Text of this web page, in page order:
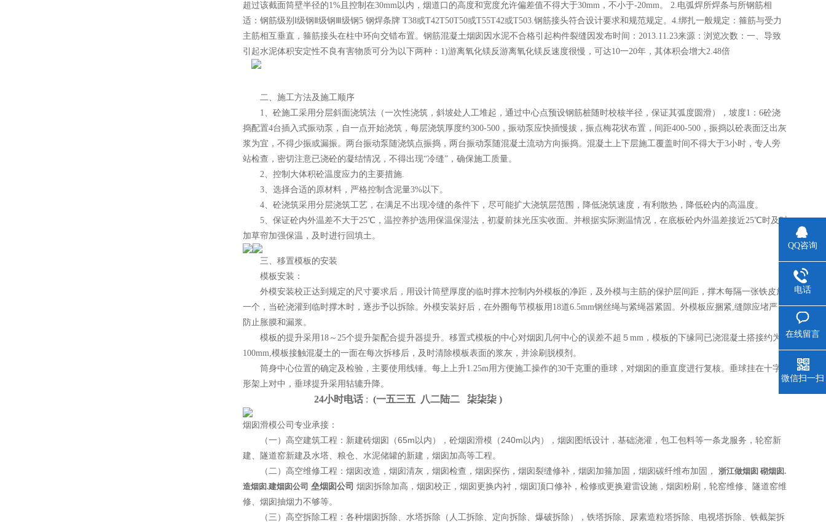
超过该截面筒壁半径的1%且控制在30mm以内，烟道口的高度和宽度允许偏差值不得大于30mm，不小于-20mm。 2.电弧焊所焊条与所钢筋相
适：钢筋级别Ⅰ级钢Ⅱ级钢Ⅲ级钢5 钢焊条牌 T38或T42T50T50或T55T42或T503.钢筋接头符合设计要求和规范规定。4.绑扎一般规定：箍筋与受力
主筋相互垂直，箍筋接头在柱中环向交错布置。钢筋混凝土烟囱因水泥不合格引起构件裂缝因发布时间：2013.11.23来源：浏览次数：一、导致
引起水泥体积安定性不良有害物质可分为以下两种：1)游离氧化镁反游离氧化镁反速度很慢，可达10一20年，其体积会增大2.48倍
二、施工方法及施工顺序
1、砼施工采用分层斜面浇筑法（一次性浇筑，斜坡处人工堆起，通过中心点预设钢筋桩随时校核半径，保证其弧度圆滑），坡度1：6砼浇
捣配置4台插入式振动泵，自一点开始浇筑，每层浇筑厚度约300-500，振动泵应快插慢拔，振点梅花状布置，间距400-500，振捣以砼表面泛出灰
浆为宜，不得少振或漏振。两台振动泵随浇筑点振捣，两台振动泵随混凝土流动方向振捣。混凝土上下层施工覆盖时间不得大于3小时，专人旁
站检查，密切注意已浇砼的凝结情况，不得出现“冷缝”，确保施工质量。
2、控制大体积砼温度应力的主要措施.
3、选择合适的原材料，严格控制含泥量3%以下。
4、砼浇筑采用分层浇筑工艺，在满足不出现冷缝的条件下，尽可能扩大浇筑层范围，降低浇筑速度，有利散热，降低砼内的高温度。
5、保证砼内外温差不大于25℃，温控养护选用保温保湿法，初凝前抹光压实收面。并根据实际测温情况，在底板砼内外温差接近25℃时及时
加草帘加强保温，及时进行回填土。
三、移置模板的安装
模板安装：
外模安装校正达到规定的尺寸要求后，用设计筒壁厚度的临时撑木控制内外模板的净距，及外模与主筋的保护层间距，撑木每隔一张铁皮放
一个，当砼浇灌到临时撑木时，逐步予以拆除。外模安装好后，在外圈每节模板用18道6.5mm钢丝绳与紧绳器紧固。外模板应捆紧,缝隙应堵严，
防止胀膜和漏浆。
模板的提升采用18～25个提升架配合提升器提升。移置式模板的中心对烟囱几何中心的误差不超５mm，模板的下缘同已浇混凝土搭接约为
100mm,模板接触混凝土的一面在每次拆移后，及时清除模板表面的浆灰，并涂刷脱模剂。
筒身中心位置的确定及检验，主要使用线锤。每上上升1.25m用方便施工操作的30千克重的垂球，对烟囱的垂直度进行复核。垂球挂在十字
形架上对中，垂球提升采用轱辘升降。
24小时电话 : (一五三五 八二陆二 柒柒柒 )
烟囱滑模公司专业承接：
（一） 高空建筑工程：新建砖烟囱（65m以内），砼烟囱滑模（240m以内），烟囱图纸设计，基础浇灌，包工包料等一条龙服务，轮窑新
建、隧道窑新建及水塔、粮仓、水泥储罐的新建，烟囱加高等工程。
（二）高空维修工程：烟囱改造，烟囱清灰，烟囱检查，烟囱探伤，烟囱裂缝修补，烟囱加箍加固，烟囱碳纤维布加固， 浙江做烟囱 砌烟囱.
造烟囱.建烟囱公司 垒烟囱公司 烟囱拆除加高，烟囱校正，烟囱更换内衬，烟囱顶口修补，检修或更换避雷设施，烟囱粉刷，轮窑维修、隧道窑维
修、烟囱抽烟力不够等。
（三）高空拆除工程：各种烟囱拆除、水塔拆除（人工拆除、定向拆除、爆破拆除），铁塔拆除、尿素造粒塔拆除、电视塔拆除、铁截架拆
QQ咨询
电话
在线留言
微信扫一扫